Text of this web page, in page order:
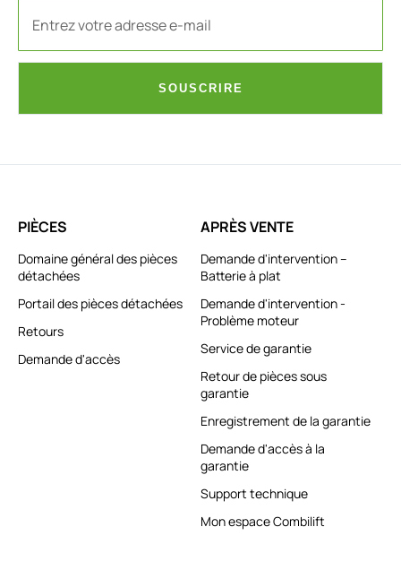
SOUSCRIRE
PIÈCES
Domaine général des pièces
détachées
Portail des pièces détachées
Retours
Demande d'accès
APRÈS VENTE
Demande d'intervention –
Batterie à plat
Demande d'intervention -
Problème moteur
Service de garantie
Retour de pièces sous
garantie
Enregistrement de la garantie
Demande d'accès à la
garantie
Support technique
Mon espace Combilift